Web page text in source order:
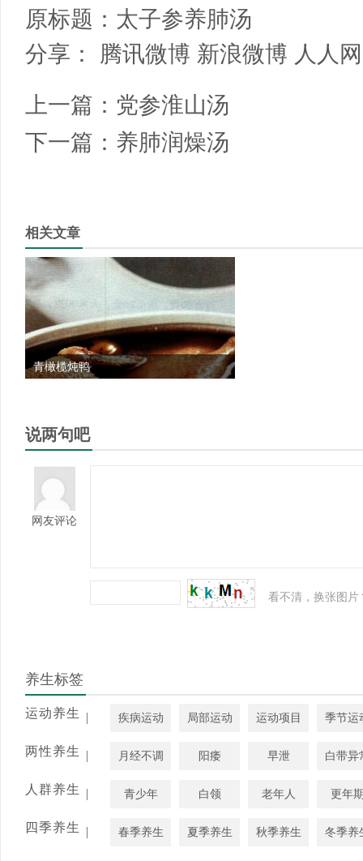
原标题： 太子参养肺汤
分享：
腾讯微博 新浪微博 人人网
上一篇： 党参淮山汤
下一篇： 养肺润燥汤
相关文章
青橄榄炖鸭
说两句吧
网友评论
看不清，换张图片
养生标签
运动养生 | 疾病运动 局部运动 运动项目 季节运
两性养生 | 月经不调 阳痿 早泄 白带异
人群养生 | 青少年 白领 老年人 更年
四季养生 | 春季养生 夏季养生 秋季养生 冬季养